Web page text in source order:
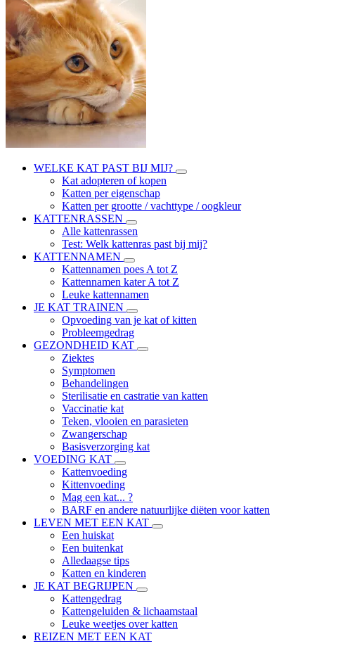
WELKE KAT PAST BIJ MIJ?
Kat adopteren of kopen
Katten per eigenschap
Katten per grootte / vachttype / oogkleur
KATTENRASSEN
Alle kattenrassen
Test: Welk kattenras past bij mij?
KATTENNAMEN
Kattennamen poes A tot Z
Kattennamen kater A tot Z
Leuke kattennamen
JE KAT TRAINEN
Opvoeding van je kat of kitten
Probleemgedrag
GEZONDHEID KAT
Ziektes
Symptomen
Behandelingen
Sterilisatie en castratie van katten
Vaccinatie kat
Teken, vlooien en parasieten
Zwangerschap
Basisverzorging kat
VOEDING KAT
Kattenvoeding
Kittenvoeding
Mag een kat... ?
BARF en andere natuurlijke diëten voor katten
LEVEN MET EEN KAT
Een huiskat
Een buitenkat
Alledaagse tips
Katten en kinderen
JE KAT BEGRIJPEN
Kattengedrag
Kattengeluiden & lichaamstaal
Leuke weetjes over katten
REIZEN MET EEN KAT